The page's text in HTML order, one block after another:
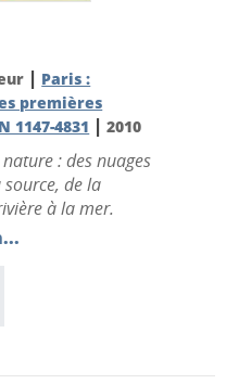
| Paris :
premières
1147-4831 |2010
: des nuages
de la
à la mer.